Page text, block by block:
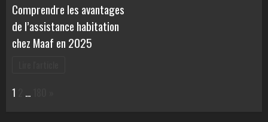
Comprendre les avantages
de l’assistance habitation
chez Maaf en 2025
Page:
1 …